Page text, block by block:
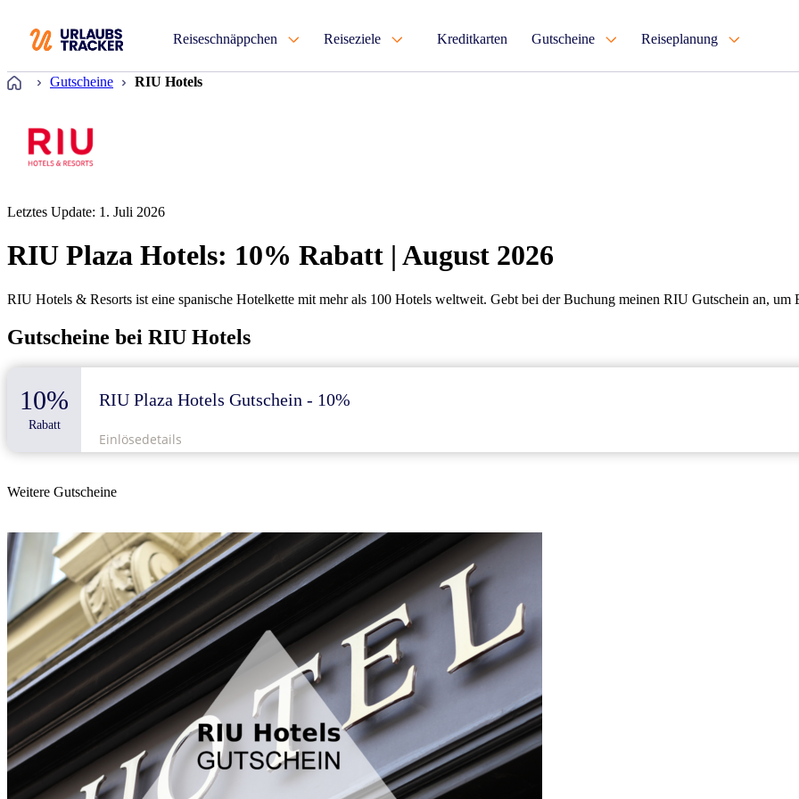
Reiseschnäppchen Reiseziele Kreditkarten Gutscheine Reiseplanung
Startseite
Gutscheine RIU Hotels
Letztes Update: 1. Juli 2026
RIU Plaza Hotels: 10% Rabatt | August 2026
RIU Hotels & Resorts ist eine spanische Hotelkette mit mehr als 100 Hotels weltweit. Gebt bei der Buchung meinen RIU Gutschein an, um
Gutscheine bei RIU Hotels
10%
Rabatt
RIU Plaza Hotels Gutschein - 10%
Einlösedetails
Weitere Gutscheine